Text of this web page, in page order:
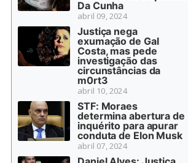
Da Cunha
abril 09, 2024
Justiça nega
exumação de Gal
Costa, mas pede
investigação das
circunstâncias da
m0rt3
abril 10, 2024
STF: Moraes
determina abertura de
inquérito para apurar
conduta de Elon Musk
abril 07, 2024